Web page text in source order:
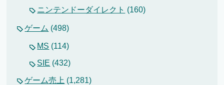
ニンテンドーダイレクト (160)
ゲーム (498)
MS (114)
SIE (432)
ゲーム売上 (1,281)